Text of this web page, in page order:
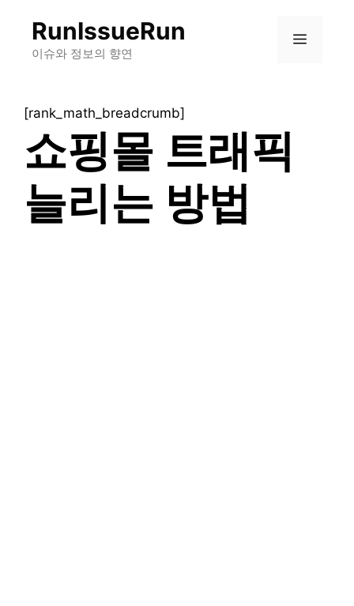
RunIssueRun
이슈와 정보의 향연
메
[rank_math_breadcrumb]
쇼핑몰 트래픽
늘리는 방법